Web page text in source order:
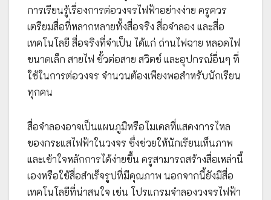
การเรียนรู้เรื่องการต่อวงจรไฟฟ้าอย่างง่าย ครูควร
เตรียมสื่อที่หลากหลายทั้งสื่อจริง สื่อจำลอง และสื่อ
เทคโนโลยี สื่อจริงที่จำเป็น ได้แก่ ถ่านไฟฉาย หลอดไฟ
ขนาดเล็ก สายไฟ ขั้วต่อสาย สวิตช์ และอุปกรณ์อื่นๆ ที่
ใช้ในการต่อวงจร จำนวนต้องเพียงพอสำหรับนักเรียน
ทุกคน
สื่อจำลองอาจเป็นแผนภูมิหรือโมเดลที่แสดงการไหล
ของกระแสไฟฟ้าในวงจร ซึ่งช่วยให้นักเรียนเห็นภาพ
และเข้าใจหลักการได้ง่ายขึ้น ครูสามารถสร้างสื่อเหล่านี้
เองหรือใช้สื่อสำเร็จรูปที่มีคุณภาพ นอกจากนี้ยังมีสื่อ
เทคโนโลยีที่น่าสนใจ เช่น โปรแกรมจำลองวงจรไฟฟ้า